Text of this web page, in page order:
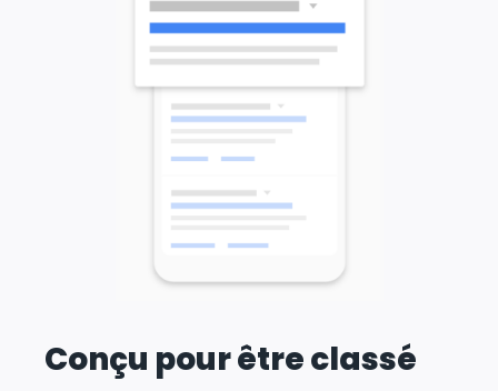
Conçu pour être classé